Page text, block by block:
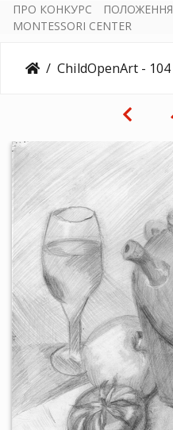
ПРО КОНКУРС ПОЛОЖЕННЯ
MONTESSORI CENTER
ChildOpenArt - 104